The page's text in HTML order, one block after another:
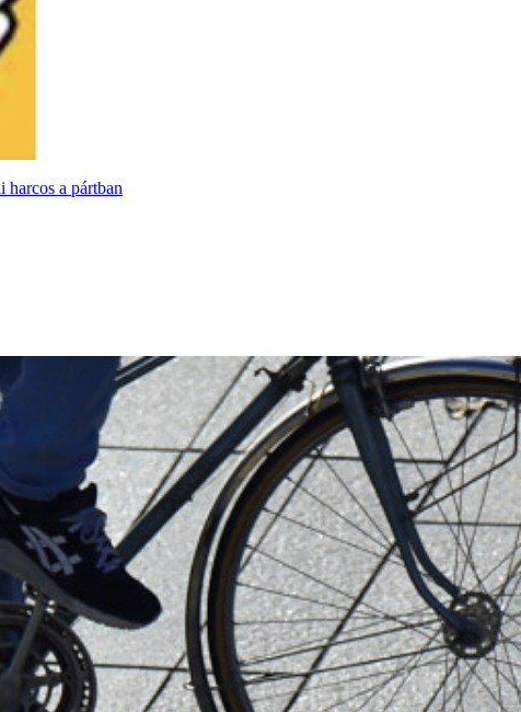
harcos a pártban